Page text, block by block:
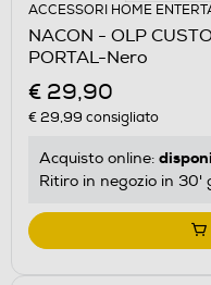
ACCESSORI HOME
NACON - OLP
PORTAL-Nero
€ 29,90
€ 29,99 consigliato
Acquisto online:
Ritiro in negozio in 30'